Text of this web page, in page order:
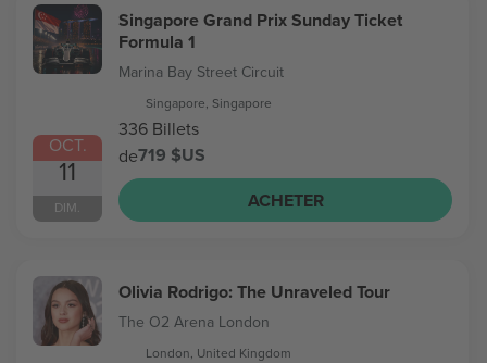
OCT.
11
DIM.
Singapore Grand Prix Sunday Ticket
Formula 1
Marina Bay Street Circuit
Singapore, Singapore
336 Billets
de719 $US
ACHETER
Olivia Rodrigo: The Unraveled Tour
The O2 Arena London
London, United Kingdom